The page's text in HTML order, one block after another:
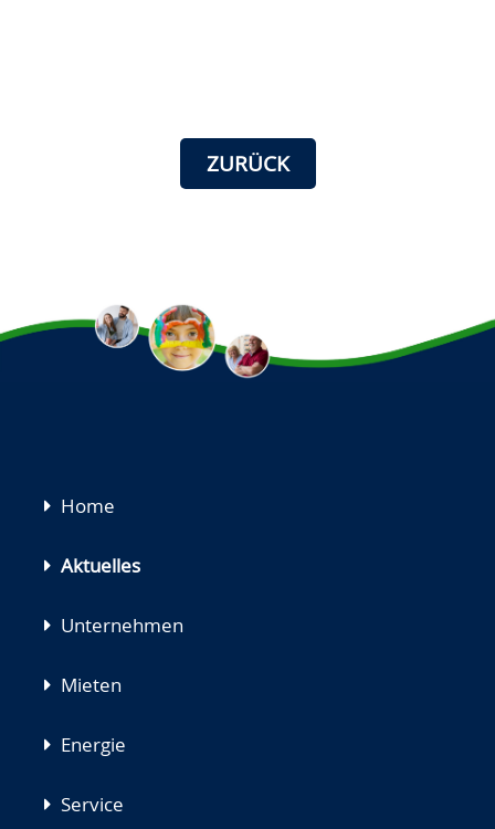
ZURÜCK
Navigation
Home
Aktuelles
Unternehmen
Mieten
Energie
Service